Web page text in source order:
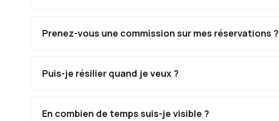
Prenez-vous une commission sur mes réservations ?
Puis-je résilier quand je veux ?
En combien de temps suis-je visible ?